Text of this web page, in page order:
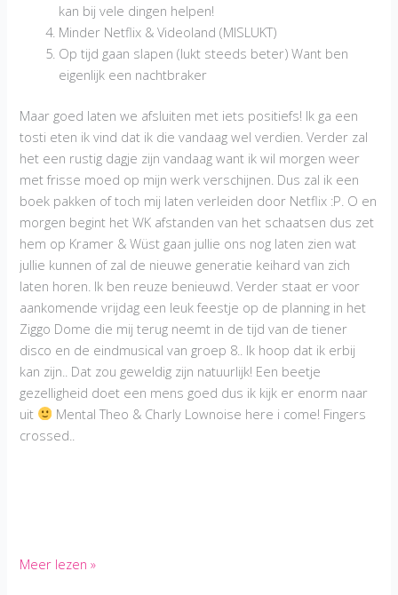
kan bij vele dingen helpen!
Minder Netflix & Videoland (MISLUKT)
Op tijd gaan slapen (lukt steeds beter) Want ben
eigenlijk een nachtbraker
Maar goed laten we afsluiten met iets positiefs! Ik ga een
tosti eten ik vind dat ik die vandaag wel verdien. Verder zal
het een rustig dagje zijn vandaag want ik wil morgen weer
met frisse moed op mijn werk verschijnen. Dus zal ik een
boek pakken of toch mij laten verleiden door Netflix :P. O en
morgen begint het WK afstanden van het schaatsen dus zet
hem op Kramer & Wüst gaan jullie ons nog laten zien wat
jullie kunnen of zal de nieuwe generatie keihard van zich
laten horen. Ik ben reuze benieuwd. Verder staat er voor
aankomende vrijdag een leuk feestje op de planning in het
Ziggo Dome die mij terug neemt in de tijd van de tiener
disco en de eindmusical van groep 8.. Ik hoop dat ik erbij
kan zijn.. Dat zou geweldig zijn natuurlijk! Een beetje
gezelligheid doet een mens goed dus ik kijk er enorm naar
uit
Mental Theo & Charly Lownoise here i come! Fingers
crossed..
Toen
Meer lezen »